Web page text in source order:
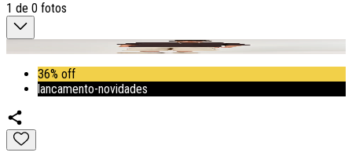
1 de 0 fotos
36% off
lancamento-novidades